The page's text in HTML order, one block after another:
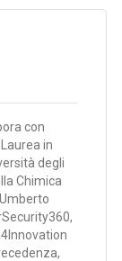
con
in
degli
Chimica